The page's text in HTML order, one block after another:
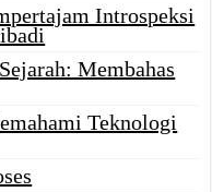
Introspeksi
Membahas
Teknologi